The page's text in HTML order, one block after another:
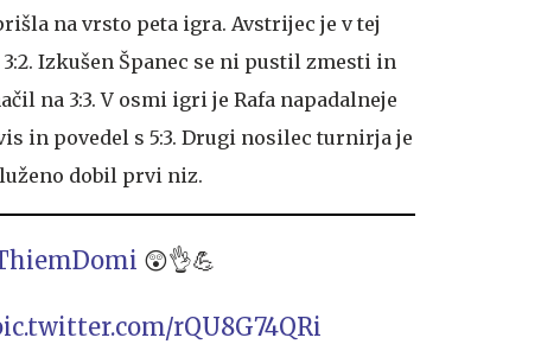
na vrsto peta igra. Avstrijec je v tej
Izkušen Španec se ni pustil zmesti in
na 3:3. V osmi igri je Rafa napadalneje
in povedel s 5:3. Drugi nosilec turnirja je
dobil prvi niz.
😲👌💪
rQU8G74QRi